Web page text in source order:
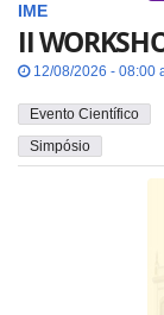
IME
II
12/08/2026 - 08:00
Evento Científico
Simpósio